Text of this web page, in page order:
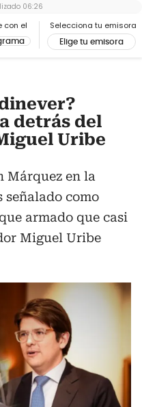
con el Selecciona tu emisora
Elige tu emisora
06:26
detrás del
Uribe
Márquez en la
señalado como
armado que casi
Miguel Uribe